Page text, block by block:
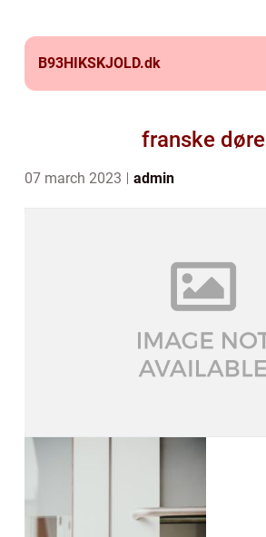
B93HIKSKJOLD.dk
franske døre
07 march 2023 admin